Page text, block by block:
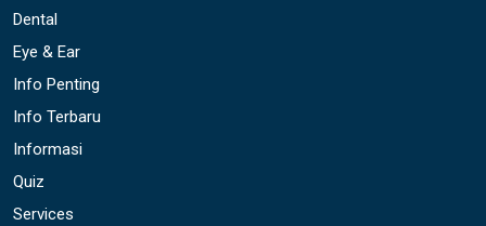
Dental
Eye & Ear
Info Penting
Info Terbaru
Informasi
Quiz
Services